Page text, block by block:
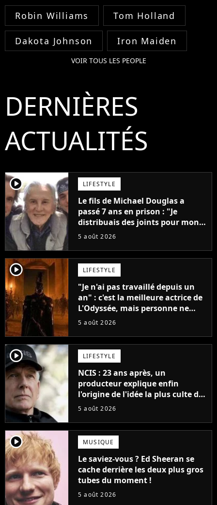
Robin Williams Tom Holland
Dakota Johnson Iron Maiden
VOIR TOUS LES PEOPLE
DERNIÈRES
ACTUALITÉS
player2 LIFESTYLE
Le fils de Michael Douglas a
passé 7 ans en prison : "Je
distribuais des joints pour mon
père"
5 août 2026
player2 LIFESTYLE
"Je n'ai pas travaillé depuis un
an" : c'est la meilleure actrice de
L'Odyssée, mais personne ne
veut lui donner de rôle au
5 août 2026
player2 LIFESTYLE
NCIS : 23 ans après, un
producteur explique enfin
l'origine de l'idée la plus culte de
la série (et on ne parle pas du
5 août 2026
player2 MUSIQUE
Le saviez-vous ? Ed Sheeran se
cache derrière les deux plus gros
tubes du moment !
5 août 2026